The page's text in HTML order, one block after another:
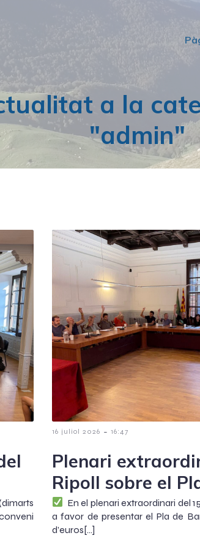
a la
"admin"
16 juliol 2026 - 16:47
Plenari
Ripoll sobre el
En el plenari extraordinari del
a favor de presentar el Pla de
d’euros[…]